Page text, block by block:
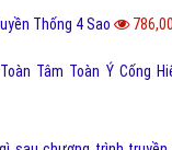
Thống 4 Sao
Tâm Toàn Ý Cống